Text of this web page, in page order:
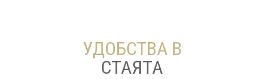
УДОБСТВА В
СТАЯТА